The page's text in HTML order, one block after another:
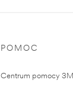
POMOC
Centrum pomocy 3M